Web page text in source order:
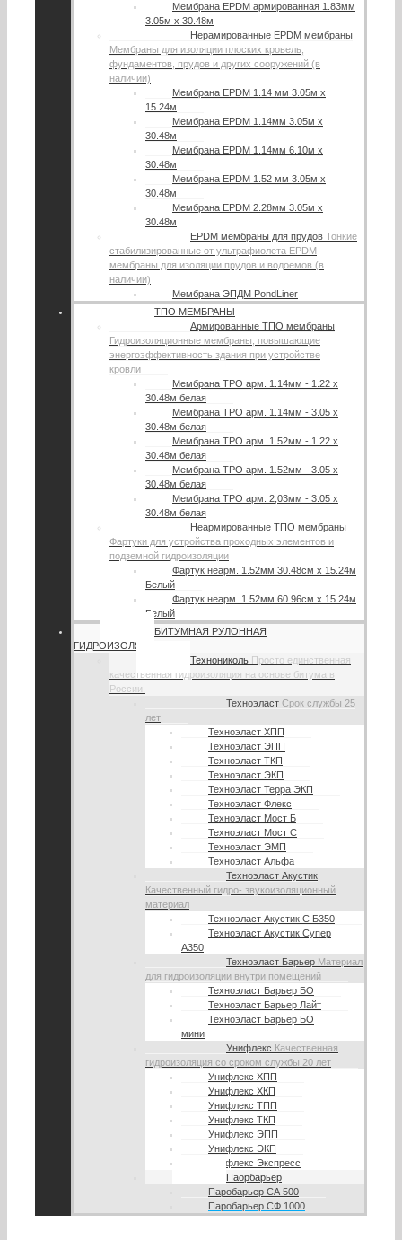
Мембрана EPDM армированная 1.83мм
3.05м х 30.48м
Нерамированные EPDM мембраны
Мембраны для изоляции плоских кровель,
фундаментов, прудов и других сооружений (в
наличии)
Мембрана EPDM 1.14 мм 3.05м х
15.24м
Мембрана EPDM 1.14мм 3.05м х
30.48м
Мембрана EPDM 1.14мм 6.10м х
30.48м
Мембрана EPDM 1.52 мм 3.05м х
30.48м
Мембрана EPDM 2.28мм 3.05м х
30.48м
EPDM мембраны для прудов Тонкие
стабилизированные от ультрафиолета EPDM
мембраны для изоляции прудов и водоемов (в
наличии)
Мембрана ЭПДМ PondLiner
ТПО МЕМБРАНЫ
Армированные ТПО мембраны
Гидроизоляционные мембраны, повышающие
энергоэффективность здания при устройстве
кровли
Мембрана TPO арм. 1.14мм - 1.22 х
30.48м белая
Мембрана TPO арм. 1.14мм - 3.05 х
30.48м белая
Мембрана TPO арм. 1.52мм - 1.22 х
30.48м белая
Мембрана TPO арм. 1.52мм - 3.05 х
30.48м белая
Мембрана TPO арм. 2,03мм - 3.05 х
30.48м белая
Неармированные ТПО мембраны
Фартуки для устройства проходных элементов и
подземной гидроизоляции
Фартук неарм. 1.52мм 30.48см х 15.24м
Белый
Фартук неарм. 1.52мм 60.96см х 15.24м
Белый
БИТУМНАЯ РУЛОННАЯ
ГИДРОИЗОЛЯЦИЯ
Технониколь Просто единственная
качественная гидроизоляция на основе битума в
России.
Техноэласт Срок службы 25
лет
Техноэласт ХПП
Техноэласт ЭПП
Техноэласт ТКП
Техноэласт ЭКП
Техноэласт Терра ЭКП
Техноэласт Флекс
Техноэласт Мост Б
Техноэласт Мост С
Техноэласт ЭМП
Техноэласт Альфа
Техноэласт Акустик
Качественный гидро- звукоизоляционный
материал
Техноэласт Акустик С Б350
Техноэласт Акустик Супер
А350
Техноэласт Барьер Материал
для гидроизоляции внутри помещений
Техноэласт Барьер БО
Техноэласт Барьер Лайт
Техноэласт Барьер БО
мини
Унифлекс Качественная
гидроизоляция со сроком службы 20 лет
Унифлекс ХПП
Унифлекс ХКП
Унифлекс ТПП
Унифлекс ТКП
Унифлекс ЭПП
Унифлекс ЭКП
Унифлекс Экспресс
Паорбарьер
Паробарьер СА 500
Паробарьер СФ 1000